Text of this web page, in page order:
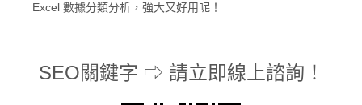
Excel 數據分類分析，強大又好用呢！
SEO關鍵字 ⇨ 請立即線上諮詢！